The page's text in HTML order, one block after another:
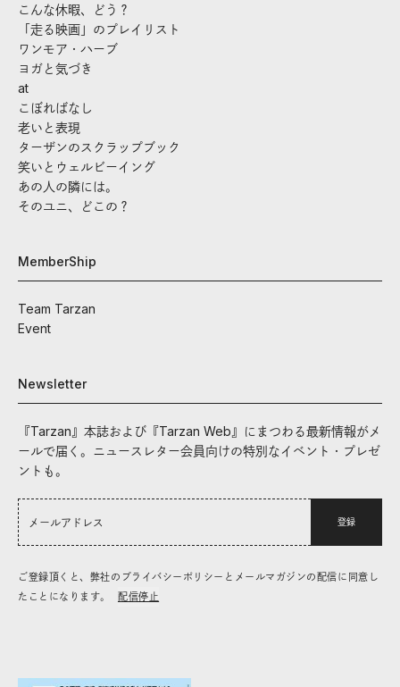
こんな休暇、どう？
「走る映画」のプレイリスト
ワンモア・ハーブ
ヨガと気づき
at
こぼればなし
老いと表現
ターザンのスクラップブック
笑いとウェルビーイング
あの人の隣には。
そのユニ、どこの？
MemberShip
Team Tarzan
Event
Newsletter
『Tarzan』本誌および『Tarzan Web』にまつわる最新情報がメ
ールで届く。ニュースレター会員向けの特別なイベント・プレゼ
ントも。
登録
ご登録頂くと、弊社のプライバシーポリシーとメールマガジンの配信に同意し
たことになります。
配信停止